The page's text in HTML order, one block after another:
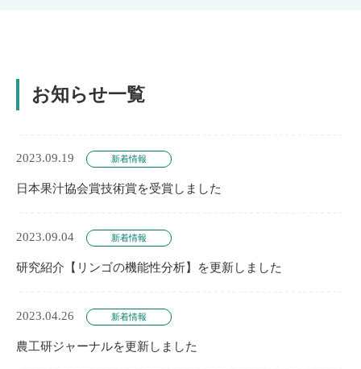
お知らせ一覧
2023.09.19 新着情報
日本果汁協会賞技術賞を受賞しました
2023.09.04 新着情報
研究紹介【リンゴの機能性分析】を更新しました
2023.04.26 新着情報
農工研ジャーナルを更新しました